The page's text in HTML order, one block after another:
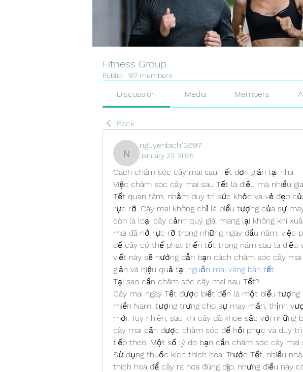
Fitness Group
Public · 187 members
Discussion Media Members
Back
nguyenbich13697
nguyenbich13697
January 23, 2025
Cách chăm sóc cây mai sau Tết đơn giản tại nhà
Việc chăm sóc cây mai sau Tết là điều mà nhiều
Tết quan tâm, nhằm duy trì sức khỏe và vẻ đẹp
rực rỡ. Cây mai không chỉ là biểu tượng của sự
còn là loại cây cảnh quý giá, mang lại không khí
mai đã nở rực rỡ trong những ngày đầu năm, việc
để cây có thể phát triển tốt trong năm sau là điều
viết này sẽ hướng dẫn bạn cách chăm sóc cây
giản và hiệu quả tại nguồn mai vàng bán tết
Tại sao cần chăm sóc cây mai sau Tết?
Cây mai ngày Tết được biết đến là một biểu
miền Nam, tượng trưng cho sự may mắn, thịnh
mới. Tuy nhiên, sau khi cây đã khoe sắc với những
cây mai cần được chăm sóc để hồi phục và duy
tiếp theo. Một số lý do bạn cần chăm sóc cây mai
Sử dụng thuốc kích thích hoa: Trước Tết, nhiều
thích hoa để cây ra hoa đúng dịp, nhưng điều này